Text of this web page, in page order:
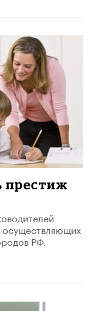
престиж
осуществляющих
РФ.